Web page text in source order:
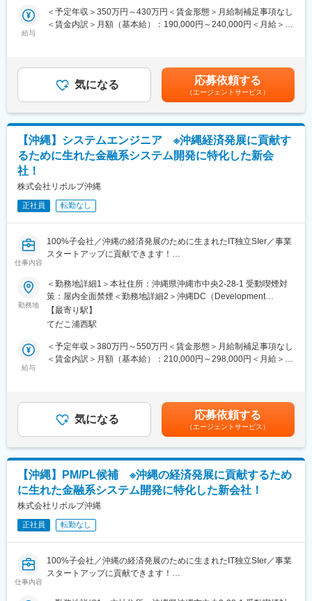
することができます。
リボルブ・シスが長年の経験と実績から蓄積してきた業務知識や
開発まで、そして当社が得意とする大規模開発案件においても高
品質なシステムを提供します。また、従来の開発領域に留まら
ず、デジタルイノベーションを支えるIoTやAIを中心としたデジタ
ルテクノロジーに対しても積極的に取組み、一般的なニアショア
開発拠点との差別化を図り、高付加価値なサービスを提供しま
す。
その後、業務知識やシステム環境（開発手法など）、開発プロセ
スを理解し、スキルを向上させることで保守開発に対して外部設
何よりも業務と併せて、同社事業の創業期メンバーとして、事業
拡大にも携われます。他社では味わうことができない、創業メン
す。新しく、きれいなオフィスで働くことも実現できます。
■同社の魅力：
沖縄県は「情報通信産業支援制度」のもと、人材育成支援など情
元沖縄の活気あふれる人材とともに地域経済の発展に貢献すべく
から事業発展に貢献することができる創業期メンバーとして活躍
え、解決し、成長していくことを目標としています。リボルブ・
シスが長年の経験と実績から蓄積してきた業務知識や開発ノウハ
関における幅広い業務に関するシステム開発を行います。リボル
ブ・シスの主要開発拠点として新規開発から長期保守開発まで、
そして同社が得意とする大規模開発案件においても高品質なシス
テムを提供します。また、従来の開発領域に留まらず、デジタル
ーに対しても積極的に取組み、一般的なニアショア開発拠点との
差別化を図り、高付加価値なサービスを提供します。
給与
＜予定年収＞350万円～430万円＜賃金形態＞月給制補足事項なし
＜賃金内訳＞月額（基本給）：190,000円～240,000円＜月給＞
ります。賃金はあくまでも目安の金額であり、選考を通じて上下
する可能性があります。月給(月額)は固定手当を含めた表記です。
気になる 応募依頼する
（エージェントサービス）
【沖縄】システムエンジニア ※沖縄経済発展に貢献す
るために生れた金融系システム開発に特化した新会
社！
株式会社リボルブ沖縄
正社員 転勤なし
仕事内容
100%子会社／沖縄の経済発展のために生まれたIT独立SIer／事業
スタートアップに貢献できます！
親会社であるリボルブ・シスの主要顧客である、金融系（生保、
損保、共済、銀行）のシステム開発プロジェクトに参画して頂
き、内部設計から製造（プログラミング）、テスト工程（テスト
計画、ケース設計、実施検証）までの作業を行っていただきま
す。
その後、業務知識やシステム環境（開発手法など）、開発プロセ
スを理解し、スキルを向上させることで保守開発に対して外部設
何よりも業務と併せて、同社事業の創業期メンバーとして、事業
拡大にも携われます。他社では味わうことができない、創業メン
す。新しく、きれいなオフィスで働くことも実現できます。
■同社の魅力：
沖縄県は「情報通信産業支援制度」のもと、人材育成支援など情
報通信産業の育成に積極的な施策が行われております。同社は地
元沖縄の活気あふれる人材とともに地域経済の発展に貢献すべく
設立されました。スタートアップの段階ではございますが、これ
から事業発展に貢献することができる創業期メンバーとして活躍
することができます。
お客さまが抱える課題に対し、地元沖縄の優秀な人材と共に考
え、解決し、成長していくことを目標としています。リボルブ・
勤務地
＜勤務地詳細1＞本社住所：沖縄県沖縄市中央2-28-1 受動喫煙対
策：屋内全面禁煙＜勤務地詳細2＞沖縄DC（Development
Center）住所：沖縄市美里6丁目1-36 クレアレーベン美里5階、6
階受動喫煙対策：屋内全面禁煙
【最寄り駅】
てだこ浦西駅
給与
＜予定年収＞380万円～550万円＜賃金形態＞月給制補足事項なし
＜賃金内訳＞月額（基本給）：210,000円～298,000円＜月給＞
ります。賃金はあくまでも目安の金額であり、選考を通じて上下
する可能性があります。月給(月額)は固定手当を含めた表記です。
気になる 応募依頼する
（エージェントサービス）
【沖縄】PM/PL候補 ※沖縄の経済発展に貢献するため
に生れた金融系システム開発に特化した新会社！
株式会社リボルブ沖縄
正社員 転勤なし
仕事内容
100%子会社／沖縄の経済発展のために生まれたIT独立SIer／事業
スタートアップに貢献できます！
プロジェクトマネージャーとして、親会社であるリボルブ・シス